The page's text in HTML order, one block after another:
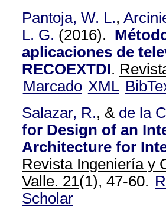
Pantoja, W. L.,
L. G. (2016).
aplicaciones de
RECOEXTDI.
Marcado XML
Salazar, R., & de la
for Design of an
Architecture for
Revista Ingeniería y
Valle. 21(1), 47-60.
Scholar